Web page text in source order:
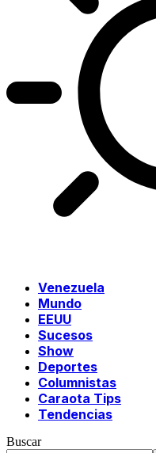
Venezuela
Mundo
EEUU
Sucesos
Show
Deportes
Columnistas
Caraota Tips
Tendencias
Buscar